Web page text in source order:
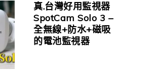
真.台灣好用監視器
SpotCam Solo 3 –
全無線+防水+磁吸
的電池監視器